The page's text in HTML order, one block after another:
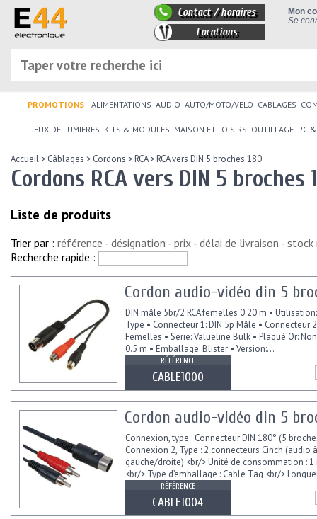
Mon
Se
Contact / horaires
Locations
PROMOTIONS ALIMENTATIONS AUDIO AUTO/MOTO/VELO CABLAGES
JEUX DE LUMIERES KITS & MODULES MAISON ET LOISIRS OUTILLAGE PC
Accueil > Câblages > Cordons >RCA>RCA vers DIN 5 broches 180
Cordons RCA vers DIN 5 broches
Liste de produits
Trier par : référence - désignation - prix - délai de livraison - stock
Recherche rapide :
Cordon audio-vidéo din 5
DIN mâle 5br/2 RCA femelles 0.20 m •
Type • Connecteur 1: DIN 5p Mâle • Connecteur
Femelles • Série: Valueline Bulk • Plaqué Or:
0.5 m • Emballage: Blister • Version:...
RÉFÉRENCE
CABLE1000
Cordon audio-vidéo din 5
Connexion, type : Connecteur DIN 180° (5
Connexion 2, Type : 2 connecteurs Cinch (audio à
gauche/droite) <br/> Unité de consommation :
<br/> Type d’emballage : Cable Tag <br/>
RÉFÉRENCE
CABLE1004